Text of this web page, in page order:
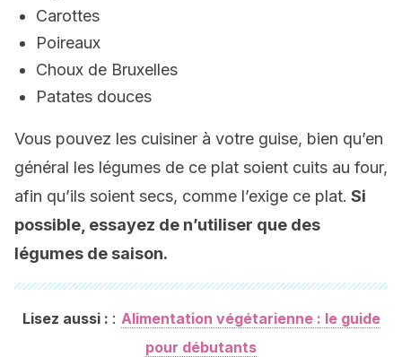
Carottes
Poireaux
Choux de Bruxelles
Patates douces
Vous pouvez les cuisiner à votre guise, bien qu’en
général les légumes de ce plat soient cuits au four,
afin qu’ils soient secs, comme l’exige ce plat. Si
possible, essayez de n’utiliser que des
légumes de saison.
Lisez aussi : : Alimentation végétarienne : le guide
pour débutants